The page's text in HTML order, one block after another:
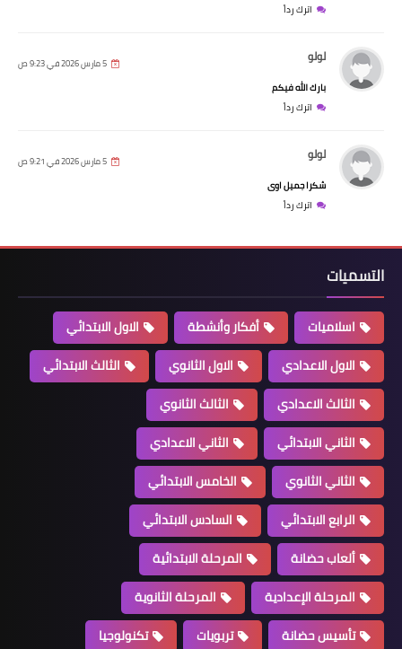
اترك رداً
لولو 5 مارس 2026 في 9:23 ص
بارك الله فيكم
اترك رداً
لولو 5 مارس 2026 في 9:21 ص
شكرا جميل اوى
اترك رداً
التسميات
اسلاميات أفكار وأنشطة
الاول الابتدائي
الاول الاعدادي
الاول الثانوي
الثالث الابتدائي
الثالث الاعدادي
الثالث الثانوي
الثاني الابتدائي
الثاني الاعدادي
الثاني الثانوي
الخامس الابتدائي
الرابع الابتدائي
السادس الابتدائي
ألعاب حضانة
المرحلة الابتدائية
المرحلة الإعدادية
المرحلة الثانوية
تأسيس حضانة
تربويات
تكنولوجيا